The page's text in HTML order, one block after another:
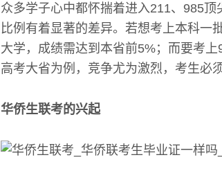
众多学子心中都怀揣着进入211、985
比例有着显著的差异。若想考上本科一
大学，成绩需达到本省前5%；而要考
高考大省为例，竞争尤为激烈，考生必
华侨生联考的兴起